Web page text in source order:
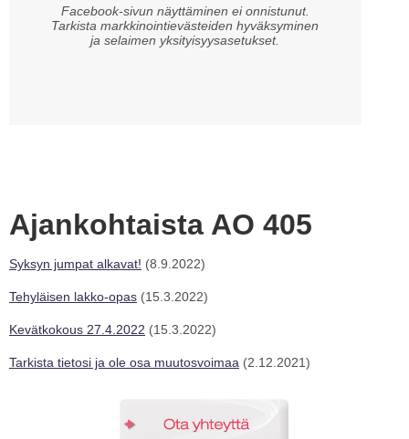
Facebook-sivun näyttäminen ei onnistunut.
Tarkista markkinointievästeiden hyväksyminen
ja selaimen yksityisyysasetukset.
Ajankohtaista AO 405
Syksyn jumpat alkavat! (8.9.2022)
Tehyläisen lakko-opas (15.3.2022)
Kevätkokous 27.4.2022 (15.3.2022)
Tarkista tietosi ja ole osa muutosvoimaa (2.12.2021)